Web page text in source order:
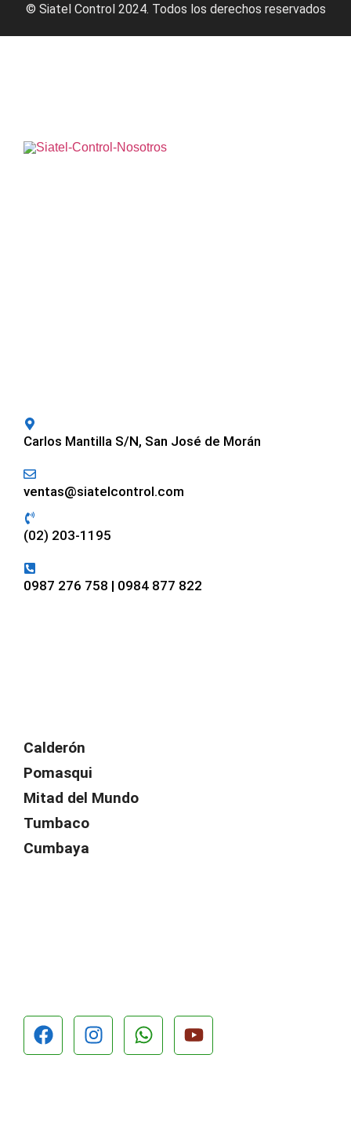
© Siatel Control 2024. Todos los derechos reservados
Carlos Mantilla S/N, San José de Morán
ventas@siatelcontrol.com
(02) 203-1195
0987 276 758 | 0984 877 822
Calderón
Pomasqui
Mitad del Mundo
Tumbaco
Cumbaya